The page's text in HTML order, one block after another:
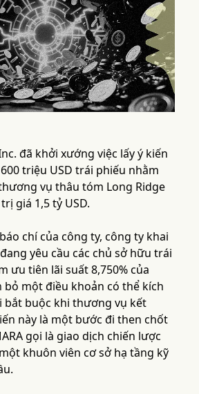
đã khởi xướng việc lấy ý kiến
triệu USD trái phiếu nhằm
vụ thâu tóm Long Ridge
giá 1,5 tỷ USD.
chí của công ty, công ty khai
yêu cầu các chủ sở hữu trái
ưu tiên lãi suất 8,750% của
bỏ một điều khoản có thể kích
bắt buộc khi thương vụ kết
này là một bước đi then chốt
gọi là giao dịch chiến lược
khuôn viên cơ sở hạ tầng kỹ